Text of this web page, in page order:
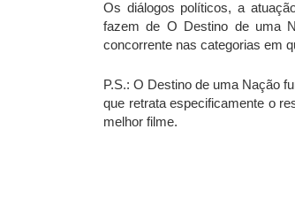
Os diálogos políticos, a
fazem de O Destino de uma
concorrente nas categorias em
P.S.: O Destino de uma Nação
que retrata especificamente o
melhor filme.